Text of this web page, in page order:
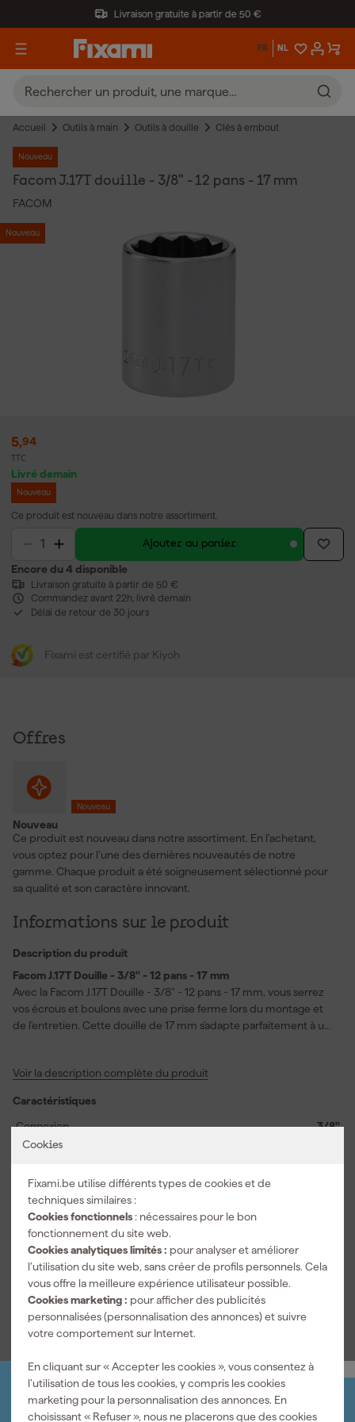
Livraison gratuite à partir de 50 €
FR NL
Accueil Outils à main Outils à douille Clés à embout
Cookies
Fixami.be utilise différents types de cookies et de
techniques similaires :
Cookies fonctionnels : nécessaires pour le bon
fonctionnement du site web.
Cookies analytiques limités : pour analyser et améliorer
l’utilisation du site web, sans créer de profils personnels. Cela
vous offre la meilleure expérience utilisateur possible.
Cookies marketing : pour afficher des publicités
personnalisées (personnalisation des annonces) et suivre
votre comportement sur Internet.
En cliquant sur « Accepter les cookies », vous consentez à
l’utilisation de tous les cookies, y compris les cookies
marketing pour la personnalisation des annonces. En
choisissant « Refuser », nous ne placerons que des cookies
Nouveau
Facom J.17T douille - 3/8" - 12 pans - 17 mm
FACOM
Nouveau
5,94
TTC
Livré demain
Nouveau
Ce produit est nouveau dans notre assortiment.
Ajouter au panier
Encore du 4 disponible
Livraison gratuite à partir de 50 €
Commandez avant 22h, livré demain
Délai de retour de 30 jours
Fixami est certifié par Kiyoh
Offres
Nouveau
Nouveau
Ce produit est nouveau dans notre assortiment. En l’achetant,
vous optez pour l’une des dernières nouveautés de notre
gamme. Chaque produit a été soigneusement sélectionné pour
sa qualité et son caractère innovant.
Informations sur le produit
Description du produit
Facom J.17T Douille - 3/8" - 12 pans - 17 mm
Avec la Facom J.17T Douille - 3/8" - 12 pans - 17 mm, vous serrez
vos écrous et boulons avec une prise ferme lors du montage et
de l'entretien. Cette douille de 17 mm s'adapte parfaitement à une
12 pans vous aide à vous positionner rapidement sur les fixations
l'espace est limité. Vous utilisez cette douille pour l'automobile,
l'entretien des machines et les travaux de serrage généraux, où le
travail aux dimensions exactes reste important. Le modèle J.17T
douille ciblée de 3/8, 17 mm, à votre outillage sans fioritures
Voir la description complète du produit
Caractéristiques
Connexion
3/8"
Entraînement
Pouces ou métrique
Taille de la douille
Informations techniques
EAN
3662424112966
Voir toutes les caractéristiques
Organisez-le vous-même
Connectez-vous et gérez vos commandes et vos